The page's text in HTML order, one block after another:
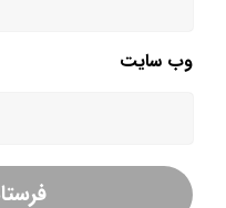
وب‌ سایت